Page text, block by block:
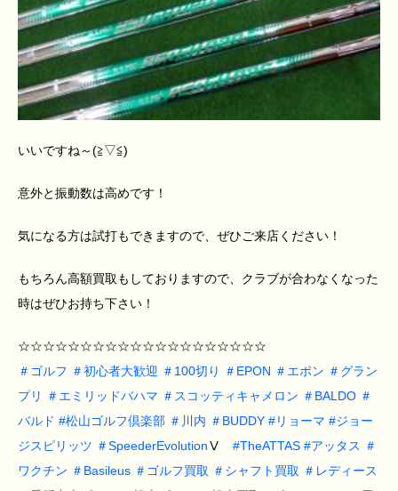
いいですね～(≧▽≦)
意外と振動数は高めです！
気になる方は試打もできますので、ぜひご来店ください！
もちろん高額買取もしておりますので、クラブが合わなくなった
時はぜひお持ち下さい！
☆☆☆☆☆☆☆☆☆☆☆☆☆☆☆☆☆☆☆☆
＃ ゴルフ ＃初心者大歓迎 ＃ 100切り ＃ EPON ＃ エポン ＃ グラン
プリ
＃ エミリッドバハマ ＃ スコッティキャメロン ＃ BALDO ＃
バルド #松山ゴルフ倶楽部 ＃ 川内 ＃ BUDDY #リョーマ #ジョー
ジスピリッツ ＃SpeederEvolutionⅤ #TheATTAS #アッタス ＃
ワクチン ＃ Basileus ＃ ゴルフ買取 ＃ シャフト買取 ＃ レディース